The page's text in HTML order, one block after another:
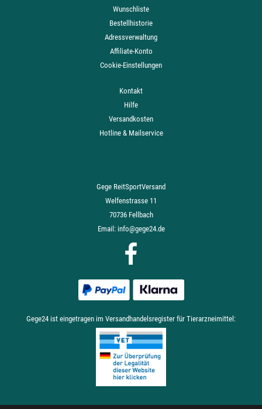
Wunschliste
Bestellhistorie
Adressverwaltung
Affiliate-Konto
Cookie-Einstellungen
Kontakt
Hilfe
Versandkosten
Hotline & Mailservice
Gege ReitSportVersand
Welfenstrasse 11
70736 Fellbach
Email: info@gege24.de
Gege24 ist eingetragen im Versandhandelsregister für Tierarzneimittel: